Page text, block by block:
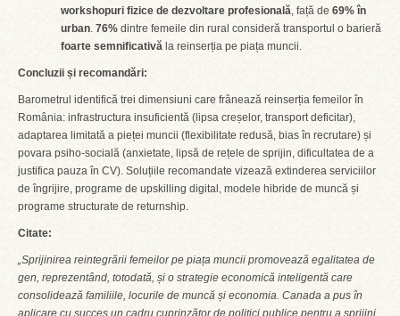
workshopuri fizice de dezvoltare profesională, față de 69% în
urban. 76% dintre femeile din rural consideră transportul o barieră
foarte semnificativă la reinserția pe piața muncii.
Concluzii și recomandări:
Barometrul identifică trei dimensiuni care frânează reinserția femeilor în
România: infrastructura insuficientă (lipsa creșelor, transport deficitar),
adaptarea limitată a pieței muncii (flexibilitate redusă, bias în recrutare) și
povara psiho-socială (anxietate, lipsă de rețele de sprijin, dificultatea de a
justifica pauza în CV). Soluțiile recomandate vizează extinderea serviciilor
de îngrijire, programe de upskilling digital, modele hibride de muncă și
programe structurate de returnship.
Citate:
„Sprijinirea reintegrării femeilor pe piața muncii promovează egalitatea de
gen, reprezentând, totodată, și o strategie economică inteligentă care
consolidează familiile, locurile de muncă și economia. Canada a pus în
aplicare cu succes un cadru cuprinzător de politici publice pentru a sprijini